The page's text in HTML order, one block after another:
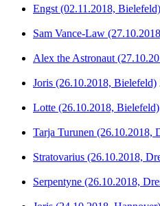
Engst (02.11.2018, Bielefeld)
Sam Vance-Law
Alex the Astronaut
Joris (26.10.2018, Bielefeld)
Lotte (26.10.2018, Bielefeld)
Tarja Turunen (26.10.2018,
Stratovarius (26.10.2018,
Serpentyne (26.10.2018,